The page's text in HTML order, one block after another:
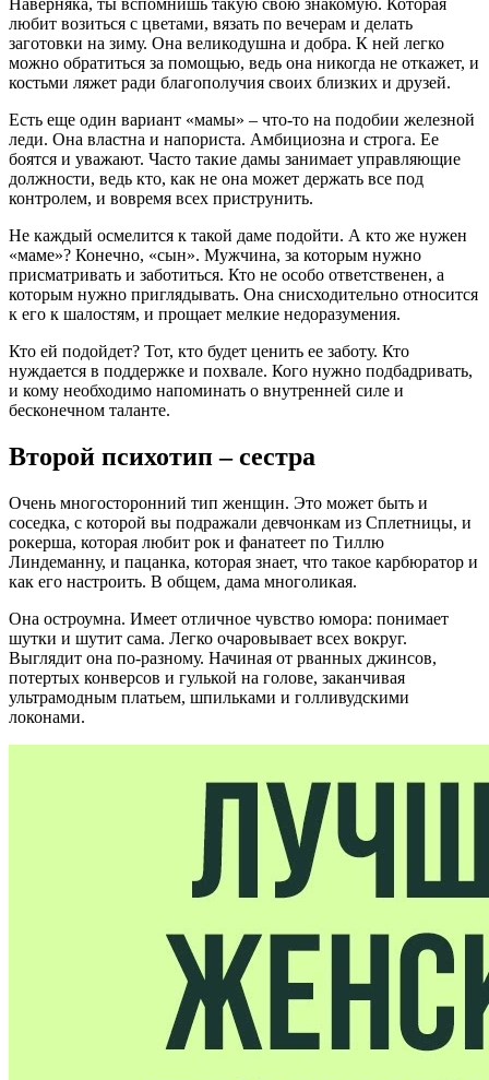
любит возиться с цветами, вязать по вечерам и делать
заготовки на зиму. Она великодушна и добра. К ней легко
можно обратиться за помощью, ведь она никогда не откажет, и
костьми ляжет ради благополучия своих близких и друзей.
Есть еще один вариант «мамы» – что-то на подобии железной
леди. Она властна и напориста. Амбициозна и строга. Ее
боятся и уважают. Часто такие дамы занимает управляющие
должности, ведь кто, как не она может держать все под
контролем, и вовремя всех приструнить.
Не каждый осмелится к такой даме подойти. А кто же нужен
«маме»? Конечно, «сын». Мужчина, за которым нужно
присматривать и заботиться. Кто не особо ответственен, а
которым нужно приглядывать. Она снисходительно относится
к его к шалостям, и прощает мелкие недоразумения.
Кто ей подойдет? Тот, кто будет ценить ее заботу. Кто
нуждается в поддержке и похвале. Кого нужно подбадривать,
и кому необходимо напоминать о внутренней силе и
бесконечном таланте.
Второй психотип – сестра
Очень многосторонний тип женщин. Это может быть и
соседка, с которой вы подражали девчонкам из Сплетницы, и
рокерша, которая любит рок и фанатеет по Тиллю
Линдеманну, и пацанка, которая знает, что такое карбюратор и
как его настроить. В общем, дама многоликая.
Она остроумна. Имеет отличное чувство юмора: понимает
шутки и шутит сама. Легко очаровывает всех вокруг.
Выглядит она по-разному. Начиная от рванных джинсов,
потертых конверсов и гулькой на голове, заканчивая
ультрамодным платьем, шпильками и голливудскими
локонами.